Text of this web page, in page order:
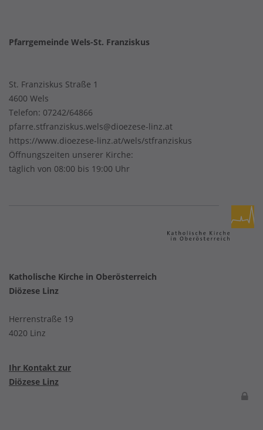
Pfarrgemeinde Wels-St. Franziskus
St. Franziskus Straße 1
4600 Wels
Telefon: 07242/64866
pfarre.stfranziskus.wels@dioezese-linz.at
https://www.dioezese-linz.at/wels/stfranziskus
Öffnungszeiten unserer Kirche:
täglich von 08:00 bis 19:00 Uhr
Katholische Kirche in Oberösterreich
Diözese Linz
Herrenstraße 19
4020 Linz
Ihr Kontakt zur
Diözese Linz